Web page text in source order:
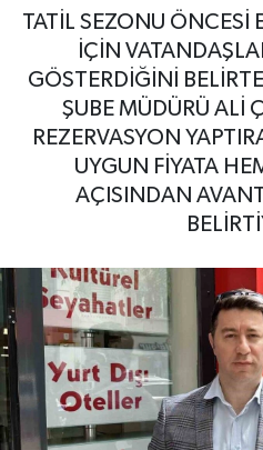
TATİL SEZONU ÖNCESİ
İÇİN
GÖSTERDİĞİNİ
ŞUBE MÜDÜRÜ ALİ
REZERVASYON
UYGUN FİYATA
AÇISINDAN